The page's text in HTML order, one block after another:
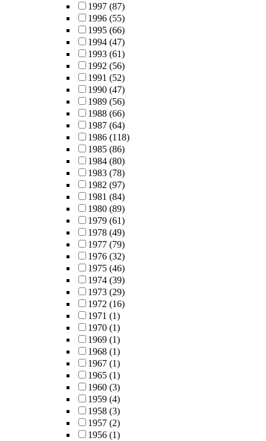
1997 (87)
1996 (55)
1995 (66)
1994 (47)
1993 (61)
1992 (56)
1991 (52)
1990 (47)
1989 (56)
1988 (66)
1987 (64)
1986 (118)
1985 (86)
1984 (80)
1983 (78)
1982 (97)
1981 (84)
1980 (89)
1979 (61)
1978 (49)
1977 (79)
1976 (32)
1975 (46)
1974 (39)
1973 (29)
1972 (16)
1971 (1)
1970 (1)
1969 (1)
1968 (1)
1967 (1)
1965 (1)
1960 (3)
1959 (4)
1958 (3)
1957 (2)
1956 (1)